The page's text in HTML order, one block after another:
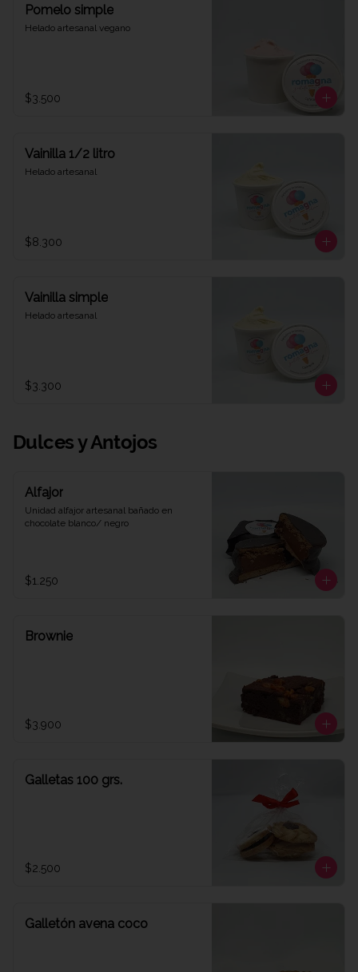
Pomelo simple
Helado artesanal vegano
$3.500
Vainilla 1/2 litro
Helado artesanal
$8.300
Vainilla simple
Helado artesanal
$3.300
Dulces y Antojos
Alfajor
Unidad alfajor artesanal bañado en
chocolate blanco/ negro
$1.250
Brownie
$3.900
Galletas 100 grs.
$2.500
Galletón avena coco